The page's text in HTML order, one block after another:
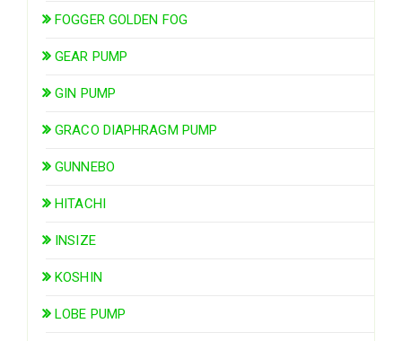
FOGGER GOLDEN FOG
GEAR PUMP
GIN PUMP
GRACO DIAPHRAGM PUMP
GUNNEBO
HITACHI
INSIZE
KOSHIN
LOBE PUMP